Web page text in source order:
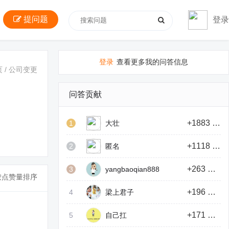
提问题 登录
/ 公司变更
点赞量排序
登录 查看更多我的问答信息
问答贡献
1 大壮 +1883 积分
2 匿名 +1118 积分
3 yangbaoqian888 +263 积分
4 梁上君子 +196 积分
5 自己扛 +171 积分